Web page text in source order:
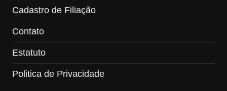
Cadastro de Filiação
Contato
Estatuto
Politica de Privacidade